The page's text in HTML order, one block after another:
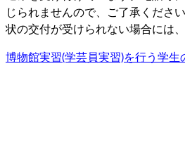
じられませんので、ご了承くださ
状の交付が受けられない場合には
博物館実習(学芸員実習)を行う学